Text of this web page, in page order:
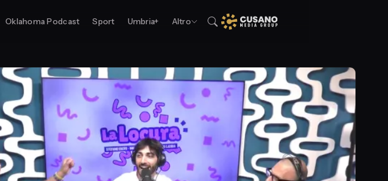
Oklahoma Podcast Sport Umbria+ Altro